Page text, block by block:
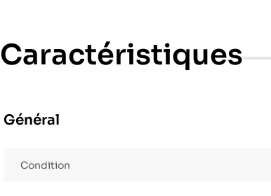
Caractéristiques
Général
Condition